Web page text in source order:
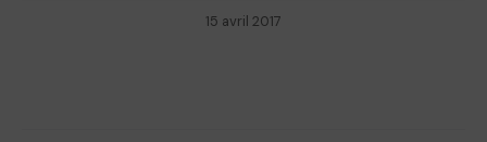
15 avril 2017